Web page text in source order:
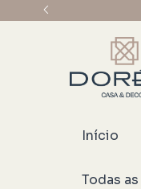
Início
Todas